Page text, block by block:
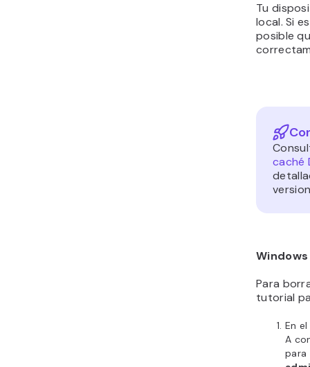
Tu
local. Si
posible
caché
Windows
Para
tutorial
En
A
para